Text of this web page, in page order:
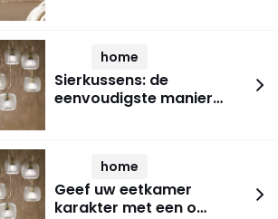
home
Sierkussens: de
eenvoudigste manier…
home
Geef uw eetkamer
karakter met een o…